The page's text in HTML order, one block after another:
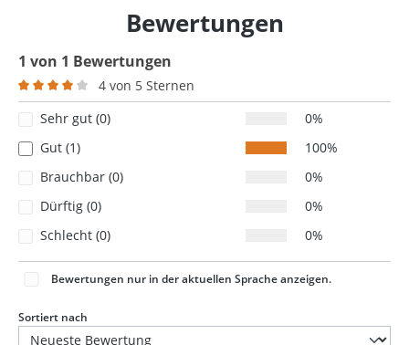
Bewertungen
1 von 1 Bewertungen
Durchschnittliche Bewertung von 4 von 5 Sternen
4 von 5 Sternen
Sehr gut (0)
0%
Gut (1)
100%
Brauchbar (0)
0%
Dürftig (0)
0%
Schlecht (0)
0%
Bewertungen nur in der aktuellen Sprache anzeigen.
Sortiert nach